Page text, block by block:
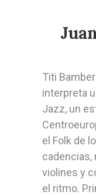
Titi
interpreta
Jazz, un
el Folk de
cadencias,
violines y
el ritmo.